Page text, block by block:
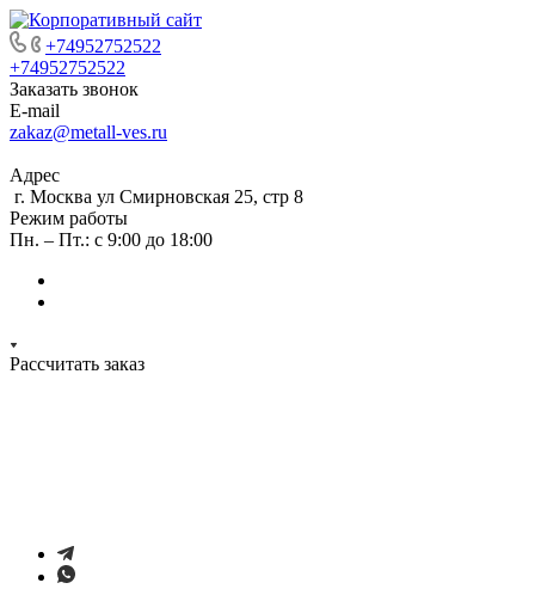
+74952752522
+74952752522
Заказать звонок
E-mail
zakaz@metall-ves.ru
Адрес
г. Москва ул Смирновская 25, стр 8
Режим работы
Пн. – Пт.: с 9:00 до 18:00
Рассчитать заказ